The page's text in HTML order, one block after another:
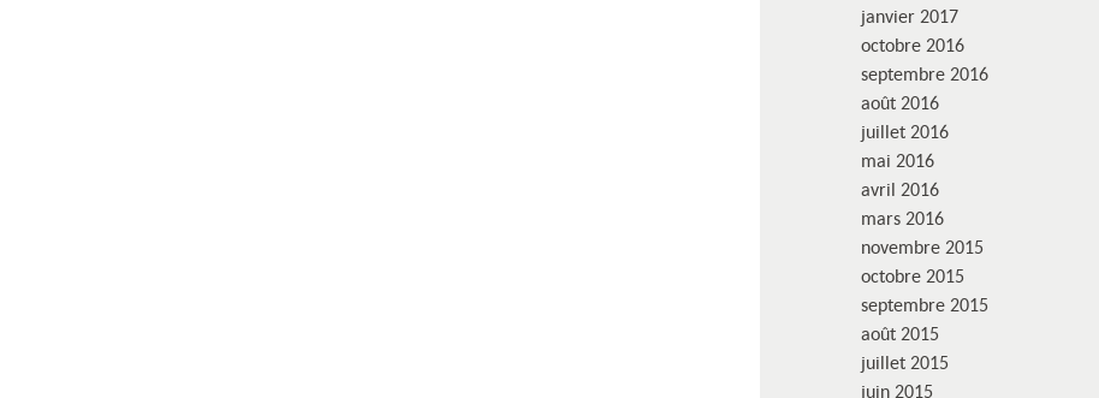
janvier 2017
octobre 2016
septembre 2016
août 2016
juillet 2016
mai 2016
avril 2016
mars 2016
novembre 2015
octobre 2015
septembre 2015
août 2015
juillet 2015
juin 2015